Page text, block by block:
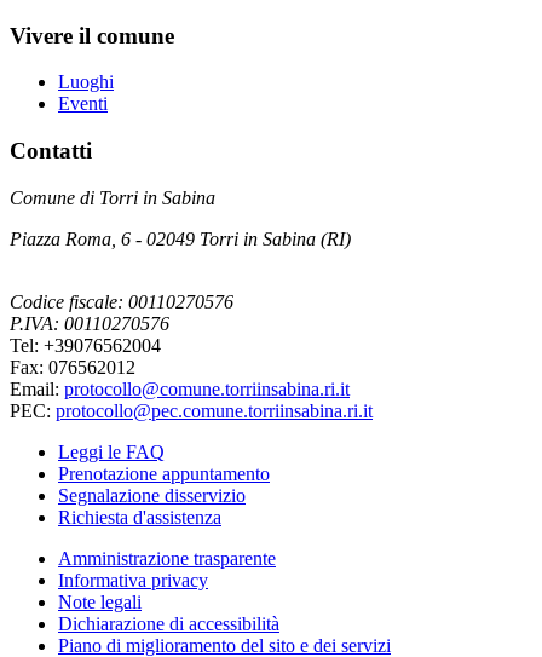
Vivere il comune
Luoghi
Eventi
Contatti
Comune di Torri in Sabina
Piazza Roma, 6 - 02049 Torri in Sabina (RI)
Codice fiscale: 00110270576
P.IVA: 00110270576
Tel: +39076562004
Fax: 076562012
Email: protocollo@comune.torriinsabina.ri.it
PEC: protocollo@pec.comune.torriinsabina.ri.it
Leggi le FAQ
Prenotazione appuntamento
Segnalazione disservizio
Richiesta d'assistenza
Amministrazione trasparente
Informativa privacy
Note legali
Dichiarazione di accessibilità
Piano di miglioramento del sito e dei servizi